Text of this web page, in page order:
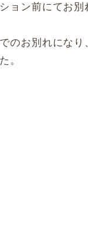
ョン前にてお別
のお別れにな
。